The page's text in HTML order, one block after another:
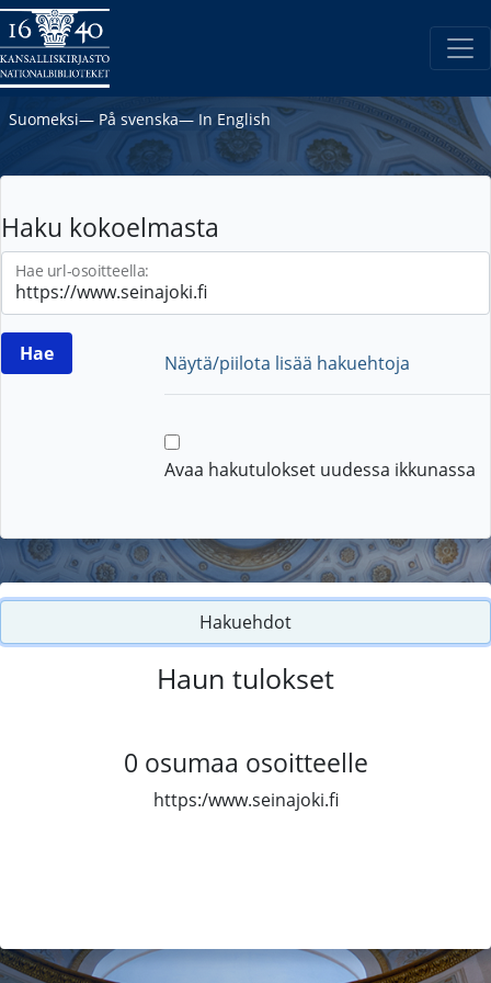
Suomeksi― På svenska― In English
Haku kokoelmasta
Hae url-osoitteella:
Näytä/piilota lisää hakuehtoja
Avaa hakutulokset uudessa ikkunassa
Hakuehdot
Haun tulokset
0 osumaa osoitteelle
https:/www.seinajoki.fi